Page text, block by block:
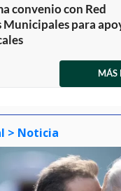
convenio con Red
Municipales para
MÁS
> Noticia